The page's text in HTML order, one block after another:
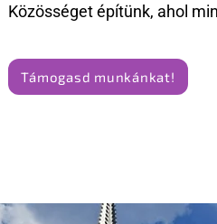
Közösséget építünk, ahol
Támogasd munkánkat!